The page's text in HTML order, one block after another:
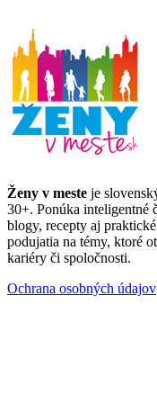
Ženy v meste je
30+. Ponúka inteligentné
blogy, recepty aj
podujatia na témy, ktoré
kariéry či spoločnosti.
Ochrana osobných údajov